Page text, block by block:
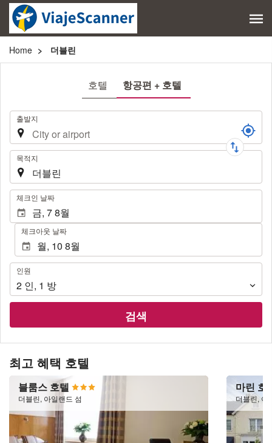
Home 더블린
호텔 항공편 + 호텔
여출발지
목적지
. 체크인 날짜
체크아웃 날짜
인
원
인원
2 인, 1 방
검색
최고 혜택 호텔
블룸스 호텔
더블린, 아일랜드 섬
마린 호
더블린, 아